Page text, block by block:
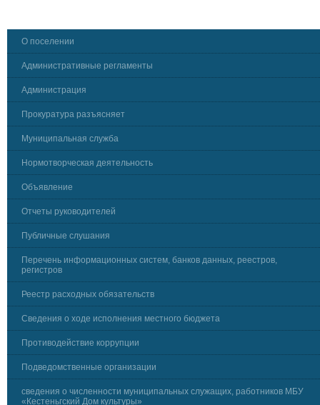
О поселении
Административные регламенты
Администрация
Прокуратура разъясняет
Муниципальная служба
Нормотворческая деятельность
Объявление
Отчеты руководителей
Публичные слушания
Перечень информационных систем, банков данных, реестров,
регистров
Реестр расходных обязательств
Сведения о ходе исполнения местного бюджета
Противодействие коррупции
Подведомственные организации
сведения о численности муниципальных служащих, работников МБУ
«Кестеньгский Дом культуры»